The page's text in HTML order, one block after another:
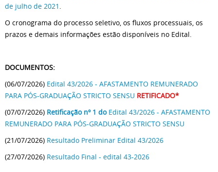
de julho de 2021 .
O cronograma do processo seletivo, os fluxos processuais, os
prazos e demais informações estão disponíveis no Edital.
DOCUMENTOS:
(06/07/2026) Edital 43/2026 - AFASTAMENTO REMUNERADO
PARA PÓS-GRADUAÇÃO STRICTO SENSU RETIFICADO*
(07/07/2026) Retificação nº 1 do Edital 43/2026 - AFASTAMENTO
REMUNERADO PARA PÓS-GRADUAÇÃO STRICTO SENSU
(21/07/2026) Resultado Preliminar Edital 43/2026
(27/07/2026) Resultado Final - edital 43-2026